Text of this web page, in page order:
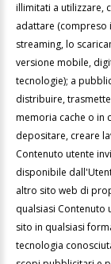
illimitati a utilizzare,
adattare (compreso
streaming, lo
versione mobile,
tecnologie); a
distribuire,
memoria cache o in
depositare, creare
Contenuto utente
disponibile
altro sito web di
qualsiasi Contenuto
sito in qualsiasi
tecnologia